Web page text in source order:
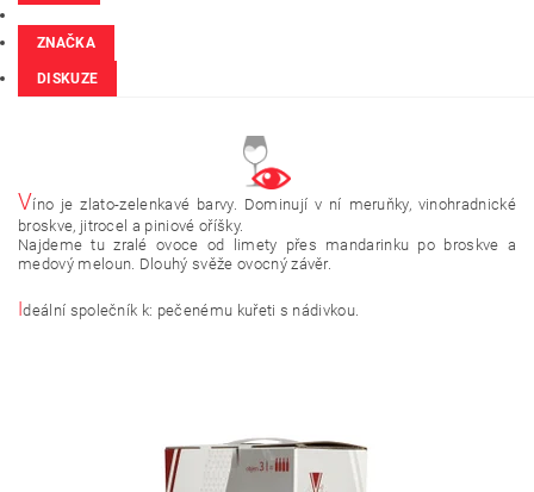
ZNAČKA
DISKUZE
Víno je zlato-zelenkavé barvy. Dominují v ní meruňky, vinohradnické
broskve, jitrocel a piniové oříšky.
Najdeme tu zralé ovoce od limety přes mandarinku po broskve a
medový meloun. Dlouhý svěže ovocný závěr.
Ideální společník k: pečenému kuřeti s nádivkou.